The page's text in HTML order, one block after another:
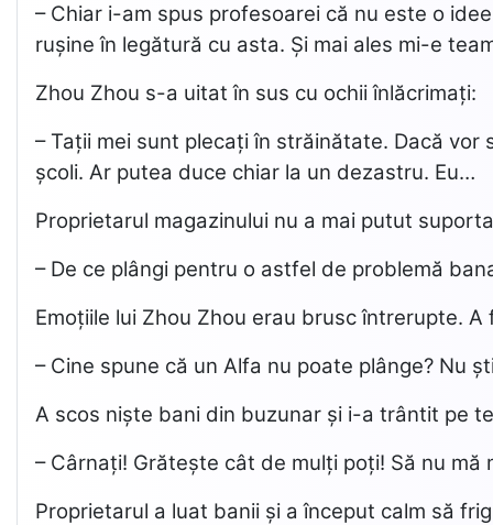
– Chiar i-am spus profesoarei că nu este o
rușine în legătură cu asta. Și mai ales mi-e
Zhou Zhou s-a uitat în sus cu ochii înlăcrimați:
– Tații mei sunt plecați în străinătate. Dacă
școli. Ar putea duce chiar la un dezastru. Eu…
Proprietarul magazinului nu a mai putut
– De ce plângi pentru o astfel de problemă
Emoțiile lui Zhou Zhou erau brusc întrerupte.
– Cine spune că un Alfa nu poate plânge? Nu
A scos niște bani din buzunar și i-a trântit pe
– Cârnați! Grătește cât de mulți poți! Să nu mă
Proprietarul a luat banii și a început calm să